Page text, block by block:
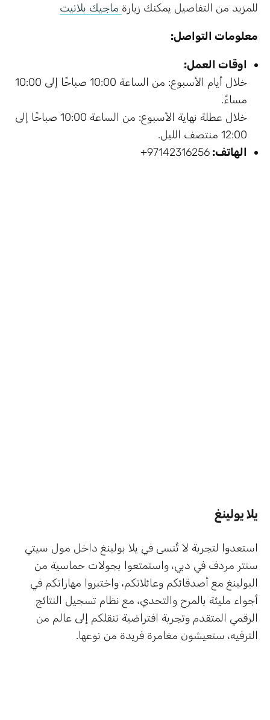
للمزيد من التفاصيل يمكنك زيارة ماجيك بلانيت
معلومات التواصل:
اوقات العمل:
خلال أيام الأسبوع: من الساعة 10:00 صباحًا إلى 10:00
مساءً.
خلال عطلة نهاية الأسبوع: من الساعة 10:00 صباحًا إلى
12:00 منتصف الليل.
الهاتف: 97142316256+
يلا يولينغ
استعدوا لتجربة لا تُنسى في يلا بولينغ داخل مول سيتي
سنتر مردف في دبي، واستمتعوا بجولات حماسية من
البولينغ مع أصدقائكم وعائلاتكم، واختبروا مهاراتكم في
أجواء مليئة بالمرح والتحدي، مع نظام تسجيل النتائج
الرقمي المتقدم وتجربة افتراضية تنقلكم إلى عالم من
الترفيه، ستعيشون مغامرة فريدة من نوعها.